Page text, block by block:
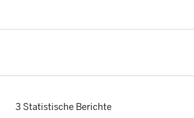
3 Statistische Berichte